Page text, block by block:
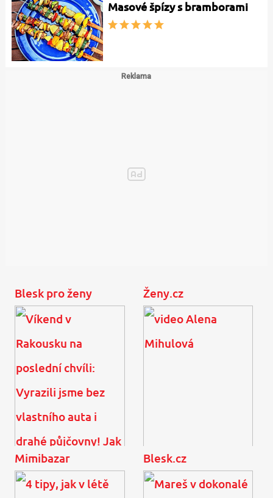
Masové špízy s bramborami
Blesk pro ženy
Víkend v Rakousku na
poslední chvíli: Vyrazili
Ženy.cz
video Alena Mihulová
Mimibazar Blesk.cz